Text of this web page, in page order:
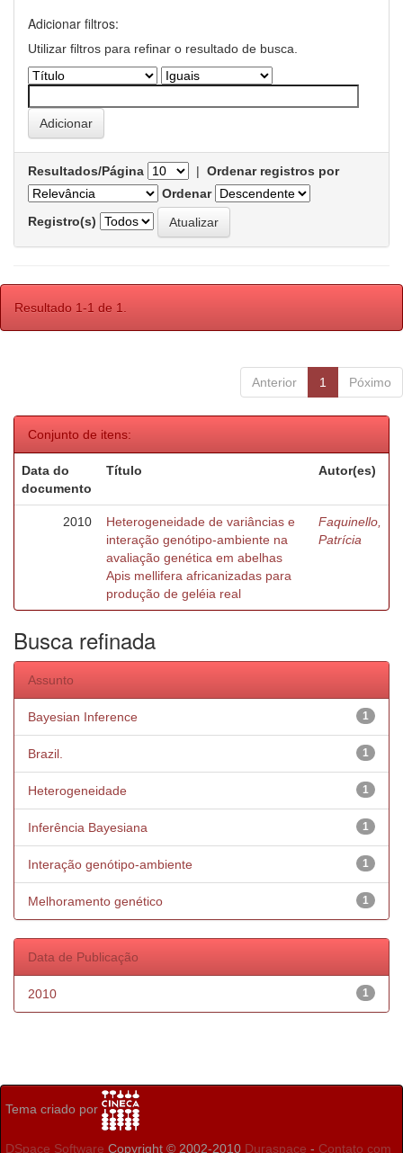
Adicionar filtros:
Utilizar filtros para refinar o resultado de busca.
Resultados/Página | Ordenar registros por
Ordenar
Registro(s)
Resultado 1-1 de 1.
Anterior 1 Póximo
Conjunto de itens:
Data do
documento
Título Autor(es)
2010
Heterogeneidade de variâncias e
interação genótipo-ambiente na
avaliação genética em abelhas
Apis mellifera africanizadas para
produção de geléia real
Faquinello,
Patrícia
Busca refinada
Assunto
1
Bayesian Inference
1
Brazil.
1
Heterogeneidade
1
Inferência Bayesiana
1
Interação genótipo-ambiente
1
Melhoramento genético
Data de Publicação
1
2010
Tema criado por
DSpace Software Copyright © 2002-2010 Duraspace - Contato com